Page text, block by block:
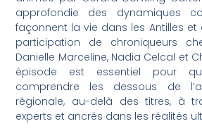
approfondie des dynamiques
façonnent la vie dans les Antilles et
participation de chroniqueurs
Danielle Marceline, Nadia Celcal et
épisode est essentiel pour
comprendre les dessous de
régionale, au-delà des titres, à
experts et ancrés dans les réalités